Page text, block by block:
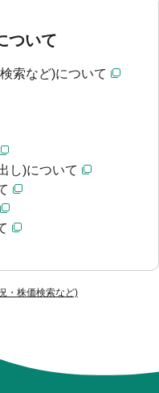
・株価検索など)
ついて
索など)について
し)について